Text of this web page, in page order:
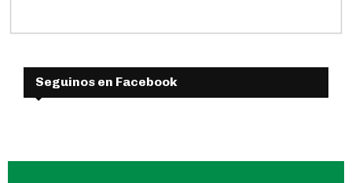
Seguinos en Facebook